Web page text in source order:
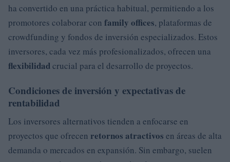
ha convertido en una práctica habitual, permitiendo a los
promotores colaborar con family offices, plataformas de
crowdfunding y fondos de inversión especializados. Estos
inversores, cada vez más profesionalizados, ofrecen una
flexibilidadcrucial para el desarrollo de proyectos.
Condiciones de inversión y expectativas de
rentabilidad
Los inversores alternativos tienden a enfocarse en
proyectos que ofrecen retornos atractivos en áreas de alta
demanda o mercados en expansión. Sin embargo, suelen